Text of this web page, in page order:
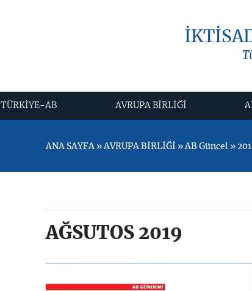
TÜRKİYE-AB AVRUPA BİRLİĞİ
ANA SAYFA » AVRUPA BİRLİĞİ » AB Güncel »
AĞSUTOS 2019